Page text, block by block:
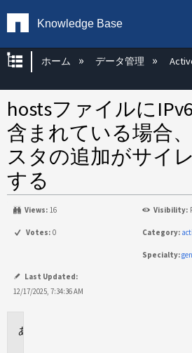
Knowledge Base
グローバル階層を展
ホーム データ管理
hostsファイルに
含まれている場合
スタの追加がサイ
する
Views: 16 Visibility:
Votes: 0 Category:
Specialty:
Last Updated:
12/17/2025, 7:34:36 AM